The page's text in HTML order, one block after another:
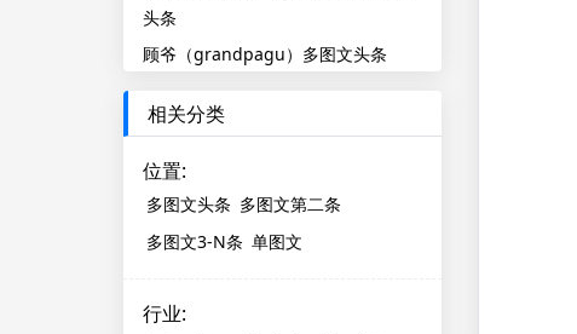
头条
顾爷（grandpagu）多图文头条
相关分类
位置:
多图文头条 多图文第二条
多图文3-N条 单图文
行业: